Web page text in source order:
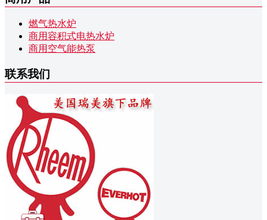
燃气热水炉
商用容积式电热水炉
商用空气能热泵
联系我们